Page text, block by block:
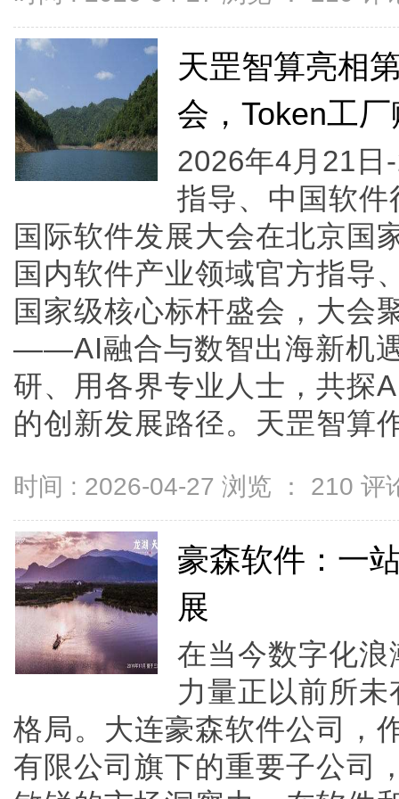
天罡智算亮相
会，Token工
2026年4月21日
指导、中国软
国际软件发展大会在北京国
国内软件产业领域官方指导
国家级核心标杆盛会，大会
——AI融合与数智出海新机
研、用各界专业人士，共探
的创新发展路径。天罡智算
时间 : 2026-04-27 浏览 ： 210 评
豪森软件：一
展
在当今数字化
力量正以前所
格局。大连豪森软件公司，
有限公司旗下的重要子公司